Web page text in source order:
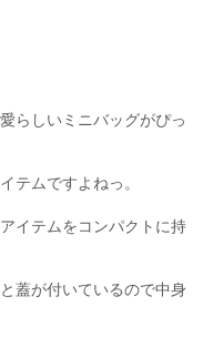
らしいミニバッグがぴっ
テムですよねっ。
イテムをコンパクトに持
蓋が付いているので中身